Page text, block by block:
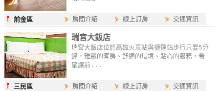
⫯前金區 ⋟ 房間介紹 ⋟線上訂房 ⋟ 交通資訊
瑞宮大飯店
瑞宮大飯店位於高雄火車站與捷運站步行只要5分
鐘，雅緻的客房、舒適的環境、貼心的服務，希
望讓前...
⫯ 三民區 ⋟ 房間介紹 ⋟線上訂房 ⋟ 交通資訊